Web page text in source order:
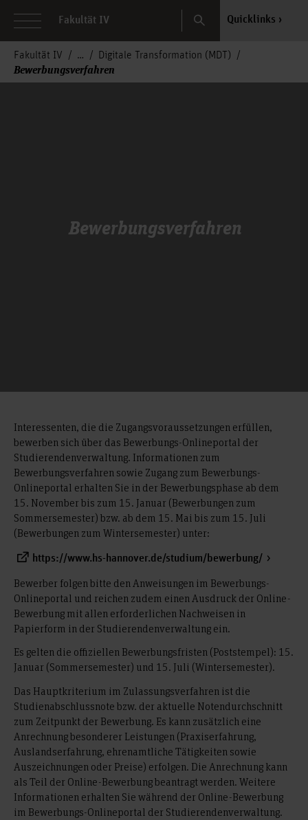
Fakultät IV Search Quicklinks
Fakultät IV Digitale Transformation (MDT)
Bewerbungsverfahren
Bewerbungsverfahren
Interessenten, die die Zugangsvoraussetzungen erfüllen,
bewerben sich über das Bewerbungs-Onlineportal der
Studierendenverwaltung. Informationen zum
Bewerbungsverfahren sowie Zugang zum Bewerbungs-
Onlineportal erhalten Sie in der Bewerbungsphase ab dem
15. November bis zum 15. Januar (Bewerbungen zum
Sommersemester) bzw. ab dem 15. Mai bis zum 15. Juli
(Bewerbungen zum Wintersemester) unter:
https://www.hs-hannover.de/studium/bewerbung/
Bewerber folgen bitte den Anweisungen im Bewerbungs-
Onlineportal und reichen zudem einen Ausdruck der Online-
Bewerbung mit allen erforderlichen Nachweisen in
Papierform in der Studierendenverwaltung ein.
Es gelten die offiziellen Bewerbungsfristen (Poststempel): 15.
Januar (Sommersemester) und 15. Juli (Wintersemester).
Das Hauptkriterium im Zulassungsverfahren ist die
Studienabschlussnote bzw. der aktuelle Notendurchschnitt
zum Zeitpunkt der Bewerbung. Es kann zusätzlich eine
Anrechnung besonderer Leistungen (Praxiserfahrung,
Auslandserfahrung, ehrenamtliche Tätigkeiten sowie
Auszeichnungen oder Preise) erfolgen. Die Anrechnung kann
als Teil der Online-Bewerbung beantragt werden. Weitere
Informationen erhalten Sie während der Online-Bewerbung
im Bewerbungs-Onlineportal der Studierendenverwaltung.